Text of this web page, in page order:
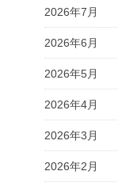
2026年7月
2026年6月
2026年5月
2026年4月
2026年3月
2026年2月